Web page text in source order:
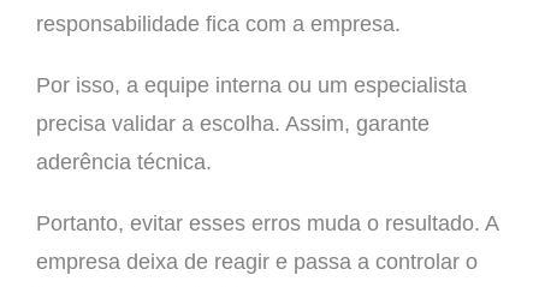
responsabilidade fica com a empresa.
Por isso, a equipe interna ou um especialista
precisa validar a escolha. Assim, garante
aderência técnica.
Portanto, evitar esses erros muda o resultado. A
empresa deixa de reagir e passa a controlar o